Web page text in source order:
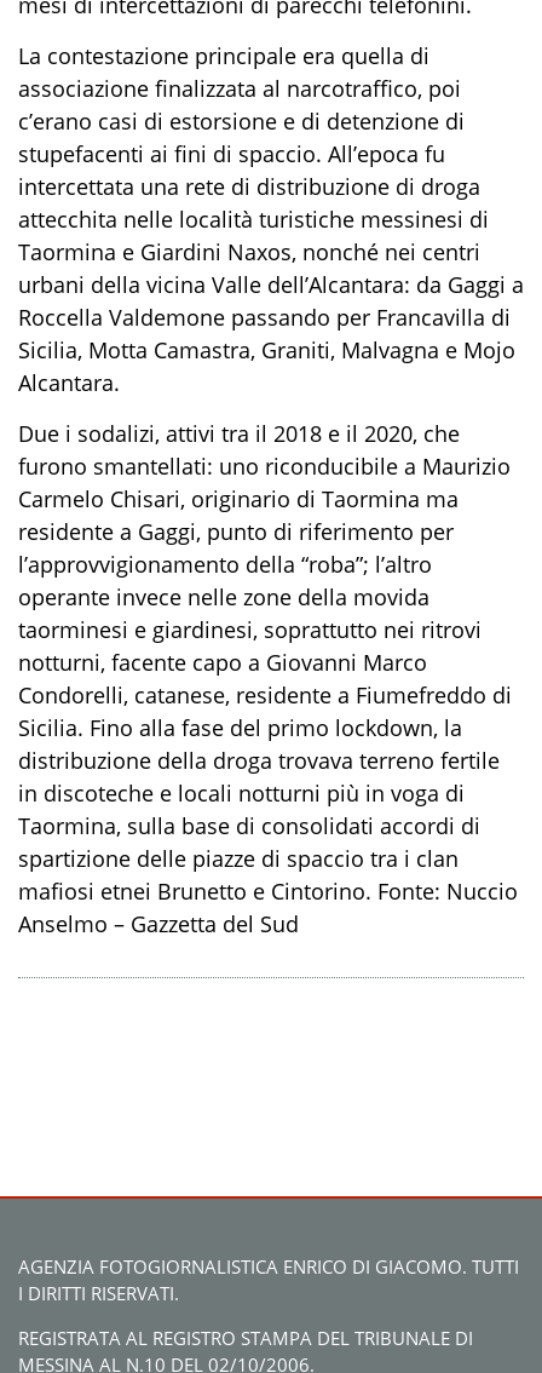
La contestazione principale era quella di
associazione finalizzata al narcotraffico, poi
c’erano casi di estorsione e di detenzione di
stupefacenti ai fini di spaccio. All’epoca fu
intercettata una rete di distribuzione di droga
attecchita nelle località turistiche messinesi di
Taormina e Giardini Naxos, nonché nei centri
urbani della vicina Valle dell’Alcantara: da Gaggi a
Roccella Valdemone passando per Francavilla di
Sicilia, Motta Camastra, Graniti, Malvagna e Mojo
Alcantara.
Due i sodalizi, attivi tra il 2018 e il 2020, che
furono smantellati: uno riconducibile a Maurizio
Carmelo Chisari, originario di Taormina ma
residente a Gaggi, punto di riferimento per
l’approvvigionamento della “roba”; l’altro
operante invece nelle zone della movida
taorminesi e giardinesi, soprattutto nei ritrovi
notturni, facente capo a Giovanni Marco
Condorelli, catanese, residente a Fiumefreddo di
Sicilia. Fino alla fase del primo lockdown, la
distribuzione della droga trovava terreno fertile
in discoteche e locali notturni più in voga di
Taormina, sulla base di consolidati accordi di
spartizione delle piazze di spaccio tra i clan
mafiosi etnei Brunetto e Cintorino. Fonte: Nuccio
Anselmo – Gazzetta del Sud
AGENZIA FOTOGIORNALISTICA ENRICO DI GIACOMO. TUTTI
I DIRITTI RISERVATI.
REGISTRATA AL REGISTRO STAMPA DEL TRIBUNALE DI
MESSINA AL N.10 DEL 02/10/2006.